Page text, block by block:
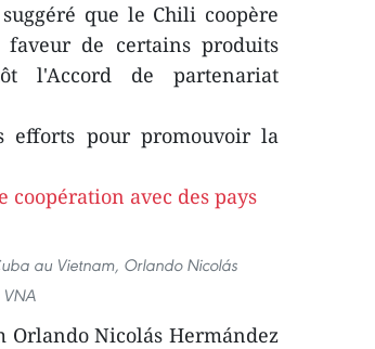
que le Chili coopère
de certains produits
l'Accord de partenariat
efforts pour promouvoir la
au Vietnam, Orlando Nicolás
Orlando Nicolás Hermández